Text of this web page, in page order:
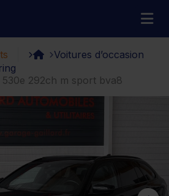
Voitures d’occasion
292ch m sport bva8